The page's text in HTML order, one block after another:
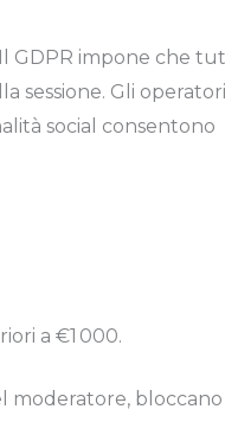
GDPR impone che
sessione. Gli operatori
social consentono
a €1 000.
moderatore, bloccano